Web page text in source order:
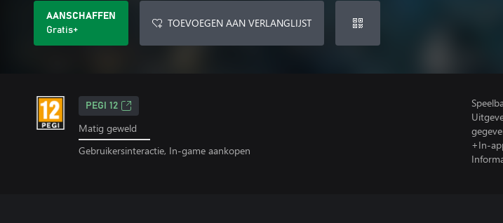
AANSCHAFFEN
Gratis+
TOEVOEGEN AAN VERLANGLIJST
PEGI 12
Matig geweld
Gebruikersinteractie, In-game aankopen
+In-